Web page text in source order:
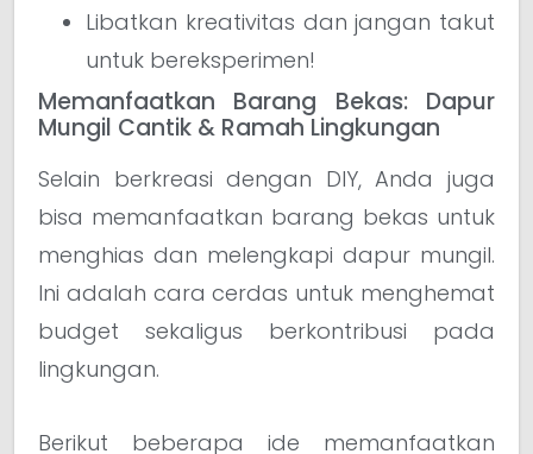
Libatkan kreativitas dan jangan takut
untuk bereksperimen!
Memanfaatkan Barang Bekas: Dapur
Mungil Cantik & Ramah Lingkungan
Selain berkreasi dengan DIY, Anda juga
bisa memanfaatkan barang bekas untuk
menghias dan melengkapi dapur mungil.
Ini adalah cara cerdas untuk menghemat
budget sekaligus berkontribusi pada
lingkungan.
Berikut beberapa ide memanfaatkan